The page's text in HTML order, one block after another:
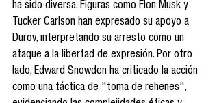
ha sido diversa. Figuras como Elon Musk y
Tucker Carlson han expresado su apoyo a
Durov, interpretando su arresto como un
ataque a la libertad de expresión. Por otro
lado, Edward Snowden ha criticado la acción
como una táctica de "toma de rehenes",